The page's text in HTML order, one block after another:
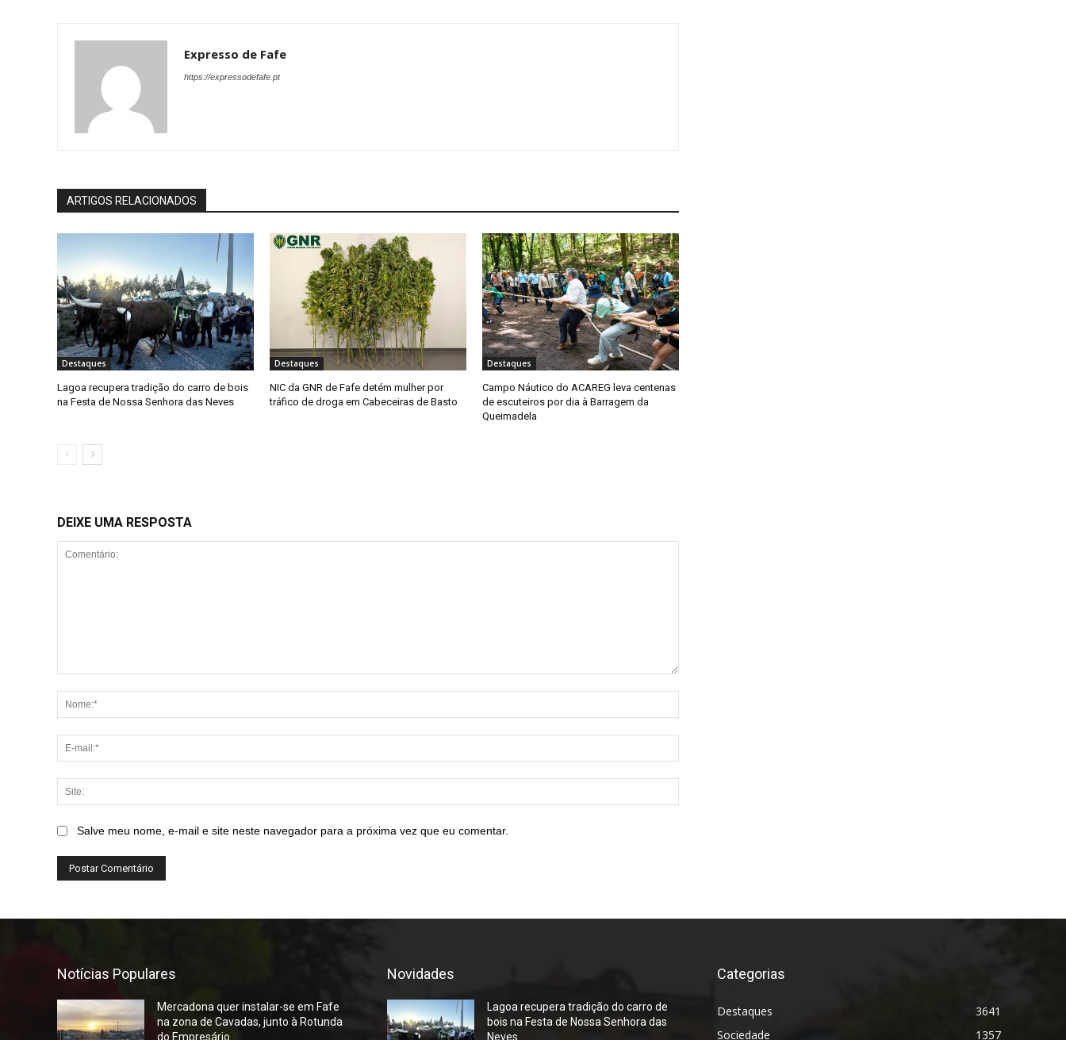
Expresso de Fafe
https://expressodefafe.pt
ARTIGOS RELACIONADOS
Destaques
Lagoa recupera tradição do carro de bois
na Festa de Nossa Senhora das Neves
Destaques
NIC da GNR de Fafe detém mulher por
tráfico de droga em Cabeceiras de Basto
Destaques
Campo Náutico do ACAREG leva centenas
de escuteiros por dia à Barragem da
Queimadela
DEIXE UMA RESPOSTA
Salve meu nome, e-mail e site neste navegador para a próxima vez que eu comentar.
Notícias Populares
Mercadona quer instalar-se em Fafe
na zona de Cavadas, junto à Rotunda
do Empresário
Novidades
Lagoa recupera tradição do carro de
bois na Festa de Nossa Senhora das
Neves
Categorias
Destaques
3641
Sociedade
1357